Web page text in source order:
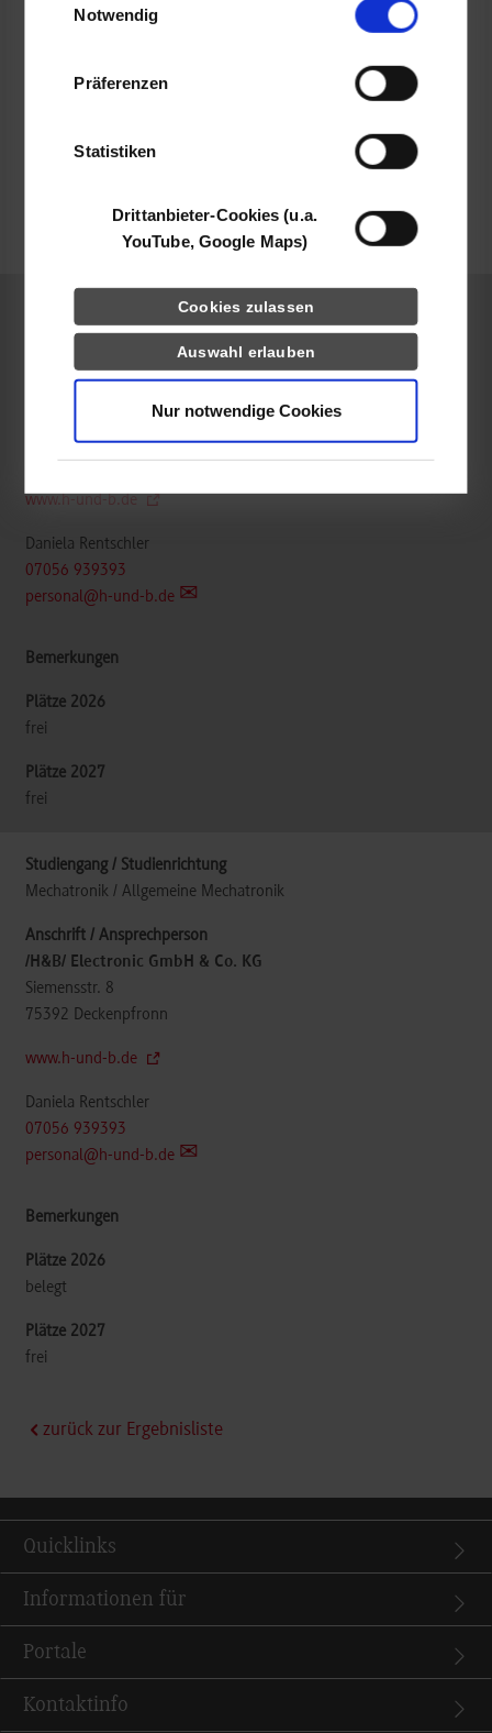
YouTube, Google Maps) führen diese
Daten zusammen, die Sie ihnen bereitgestellt
haben oder die sie im Rahmen Ihrer Nutzung
Notwendig
Präferenzen
Statistiken
Drittanbieter-Cookies (u.a.
YouTube, Google Maps)
Cookies zulassen
Auswahl erlauben
Nur notwendige Cookies
07056 939393
Maschinenbau / Konstruktion und Entwicklung
/H&B/ Electronic GmbH & Co. KG
75392 Deckenpfronn
www.h-und-b.de
Daniela Rentschler
07056 939393
personal@h-und-b.de
frei
frei
Mechatronik / Allgemeine Mechatronik
/H&B/ Electronic GmbH & Co. KG
Siemensstr. 8
75392 Deckenpfronn
www.h-und-b.de
Daniela Rentschler
07056 939393
personal@h-und-b.de
belegt
frei
zurück zur Ergebnisliste
Quicklinks
Informationen für
Portale
Kontaktinfo